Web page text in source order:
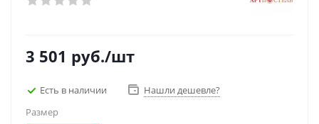
3 501 руб./шт
Есть в наличии
Нашли дешевле?
Размер